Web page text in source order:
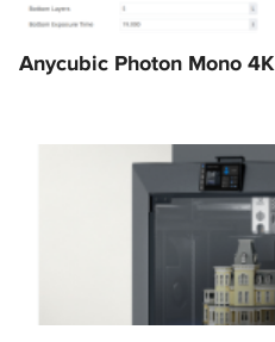
Anycubic Photon Mono 4K